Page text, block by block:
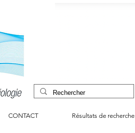
CONTACT Résultats de recherche